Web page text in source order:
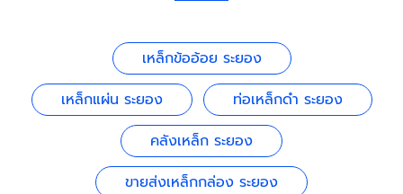
เหล็กข้ออ้อย ระยอง
เหล็กแผ่น ระยอง
ท่อเหล็กดำ ระยอง
คลังเหล็ก ระยอง
ขายส่งเหล็กกล่อง ระยอง